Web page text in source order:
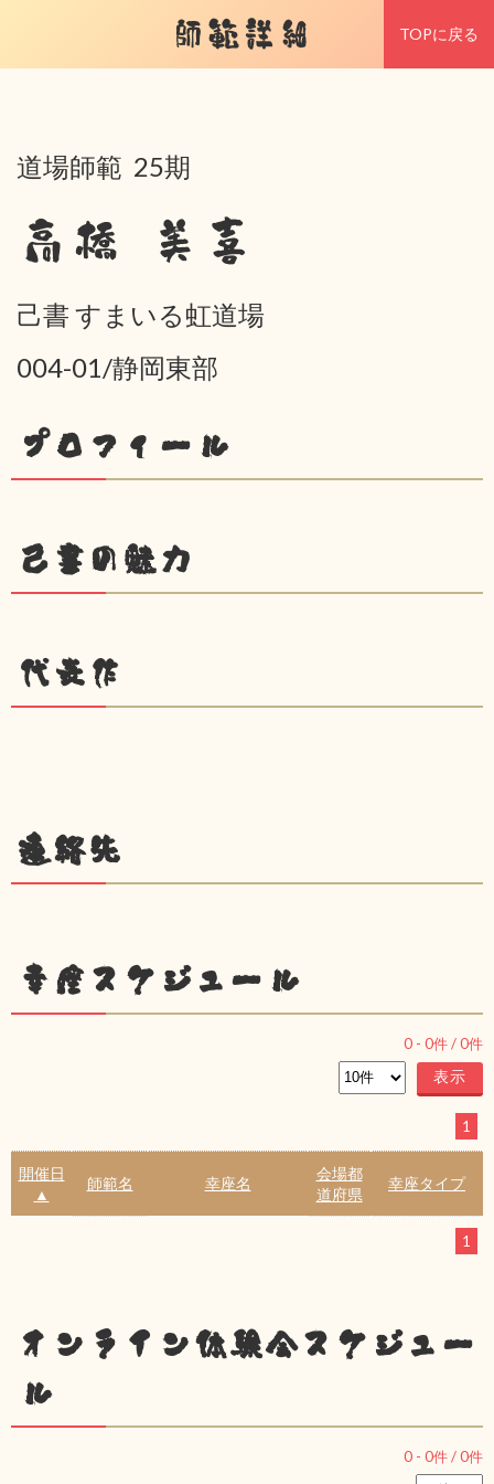
師範詳細 TOPに戻る
道場師範 25期
高橋 美喜
己書 すまいる虹道場
004-01/静岡東部
プロフィール
己書の魅力
代表作
連絡先
幸座スケジュール
0 - 0件 /0件
1
開催日
▲
師範名 幸座名
会場都
道府県
幸座タイプ
1
オンライン体験会スケジュー
ル
0 - 0件 /0件